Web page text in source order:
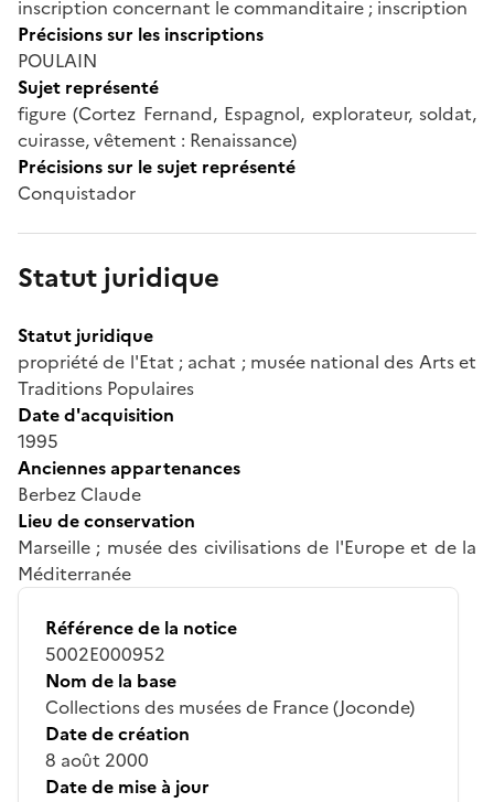
inscription concernant le commanditaire ; inscription
Précisions sur les inscriptions
POULAIN
Sujet représenté
figure (Cortez Fernand, Espagnol, explorateur, soldat,
cuirasse, vêtement : Renaissance)
Précisions sur le sujet représenté
Conquistador
Statut juridique
Statut juridique
propriété de l'Etat ; achat ; musée national des Arts et
Traditions Populaires
Date d'acquisition
1995
Anciennes appartenances
Berbez Claude
Lieu de conservation
Marseille ; musée des civilisations de l'Europe et de la
Méditerranée
Référence de la notice
5002E000952
Nom de la base
Collections des musées de France (Joconde)
Date de création
8 août 2000
Date de mise à jour